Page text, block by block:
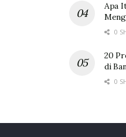
Apa
0
20
di
0